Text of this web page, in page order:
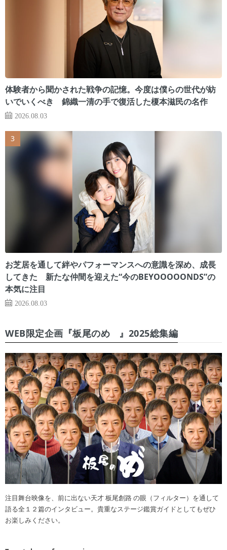
体験者から聞かされた戦争の記憶。今度は僕らの世代が紡
いでいくべき 錦織一清の手で復活した榎本滋民の名作
2026.08.03
お芝居を通して絆やパフォーマンスへの意識を深め、成長
してきた 新たな仲間を迎えた“今のBEYOOOOONDS”の
本気に注目
2026.08.03
WEB限定企画『板尾のめ゙』2025総集編
注目舞台映像を、前に出ない天才 板尾創路 の眼（フィルター）を通して
語る全１２篇のインタビュー。貴重なステージ鑑賞ガイドとしてもぜひ
お楽しみください。